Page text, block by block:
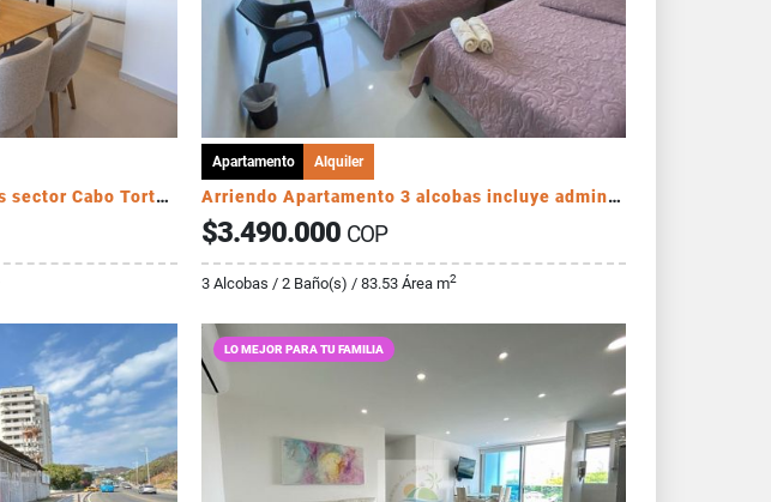
Venta Apartamento 2 alcobas sector Cabo Tortuga
Apartamento Alquiler
Arriendo Apartamento 3 alcobas incluye administración
$3.490.000 COP
3 Alcobas / 2 Baño(s) / 83.53 Área m2
LO MEJOR PARA TU FAMILIA